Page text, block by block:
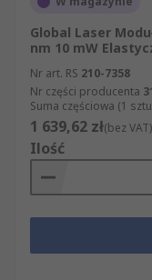
Global Laser
nm 10 mW
Nr art. RS 210-7358
Nr części producenta
Suma częściowa (1
1 639,62 zł(bez VAT)
Ilość